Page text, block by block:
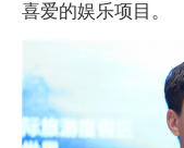
喜爱的娱乐项目。